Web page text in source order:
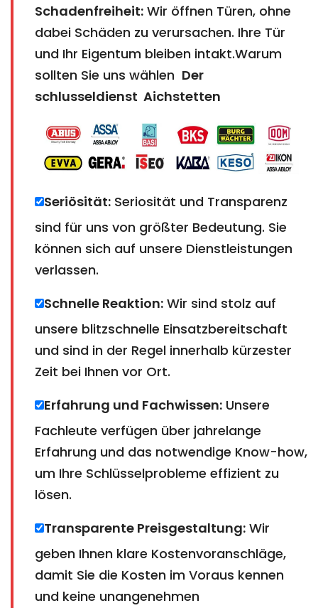
Schadenfreiheit: Wir öffnen Türen, ohne
dabei Schäden zu verursachen. Ihre Tür
und Ihr Eigentum bleiben intakt.Warum
sollten Sie uns wählen Der
schlusseldienst Aichstetten​​​​​​​​​​​​​​
Seriösität: Seriosität und Transparenz
sind für uns von größter Bedeutung. Sie
können sich auf unsere Dienstleistungen
verlassen.
Schnelle Reaktion: Wir sind stolz auf
unsere blitzschnelle Einsatzbereitschaft
und sind in der Regel innerhalb kürzester
Zeit bei Ihnen vor Ort.
Erfahrung und Fachwissen: Unsere
Fachleute verfügen über jahrelange
Erfahrung und das notwendige Know-how,
um Ihre Schlüsselprobleme effizient zu
lösen.
Transparente Preisgestaltung: Wir
geben Ihnen klare Kostenvoranschläge,
damit Sie die Kosten im Voraus kennen
und keine unangenehmen